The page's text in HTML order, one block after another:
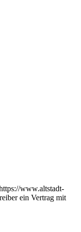
www.altstadt-
ein Vertrag mit